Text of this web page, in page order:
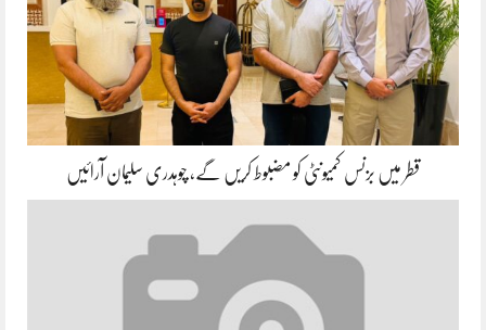
قطر میں بزنس کمیونٹی کو مضبوط کریں گے، چوہدری سلیمان آرائیں